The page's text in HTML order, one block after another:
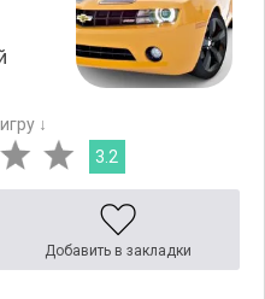
↓
3.2
Добавить в закладки